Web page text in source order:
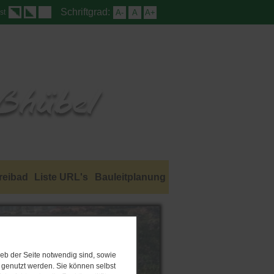
der Seite notwendig sind, sowie
werden. Sie können selbst
Schriftgrad: A- A A+
Liste URL's Bauleitplanung